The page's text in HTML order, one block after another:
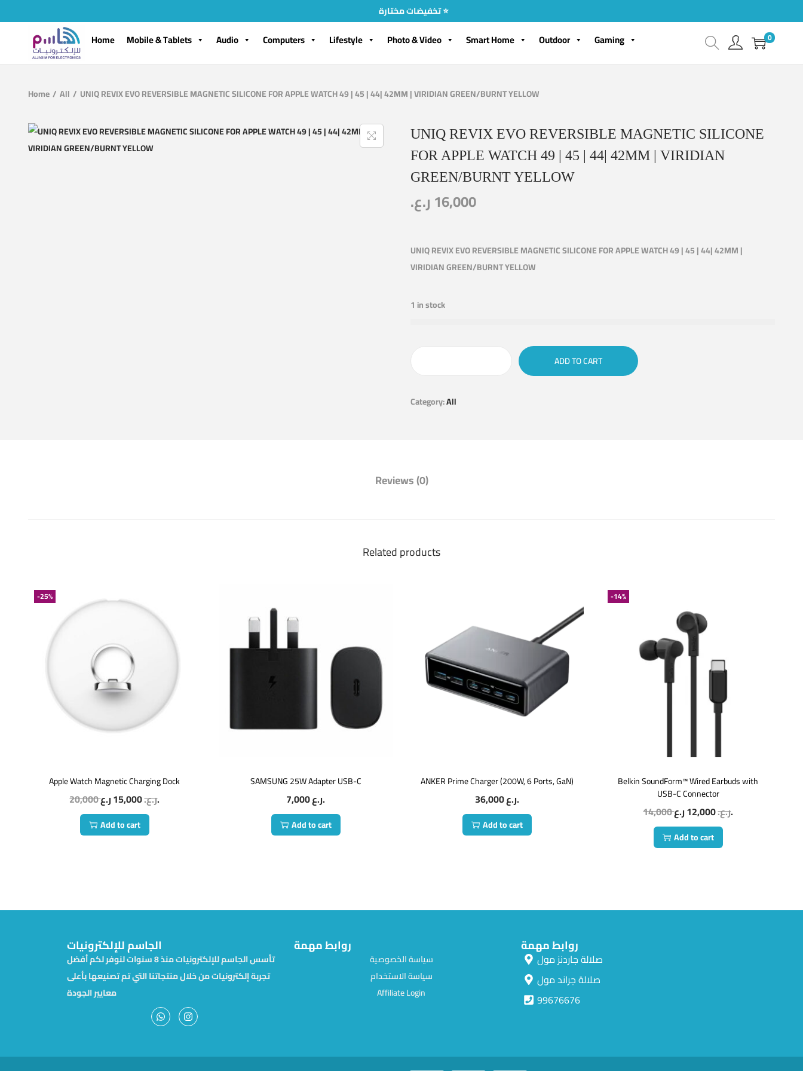
تخفيضات مختارة ⭐
Home Mobile & Tablets Audio Computers Lifestyle Photo & Video Smart Home Outdoor Gaming 0
Home/ All / UNIQ REVIX EVO REVERSIBLE MAGNETIC SILICONE FOR APPLE WATCH 49 | 45 | 44| 42MM | VIRIDIAN GREEN/BURNT YELLOW
UNIQ REVIX EVO REVERSIBLE MAGNETIC SILICONE
FOR APPLE WATCH 49 | 45 | 44| 42MM | VIRIDIAN
GREEN/BURNT YELLOW
16,000 ر.ع.
UNIQ REVIX EVO REVERSIBLE MAGNETIC SILICONE FOR APPLE WATCH 49 | 45 | 44| 42MM |
VIRIDIAN GREEN/BURNT YELLOW
1 in stock
ADD TO CART
Category:All
Reviews (0)
Related products
-25%
Apple Watch Magnetic Charging Dock
20,000 ر.ع.15,000 ر.ع.
Add to cart
SAMSUNG 25W Adapter USB-C
7,000 ر.ع.
Add to cart
ANKER Prime Charger (200W, 6 Ports, GaN)
36,000 ر.ع.
Add to cart
-14%
Belkin SoundForm™ Wired Earbuds with
USB-C Connector
14,000 ر.ع.12,000 ر.ع.
Add to cart
الجاسم للإلكترونيات
تأسس الجاسم للإلكترونيات منذ 8 سنوات لنوفر لكم أفضل
تجربة إلكترونيات من خلال منتجاتنا التي تم تصنيعها بأعلى
معايير الجودة
روابط مهمة
سياسة الخصوصية
سياسة الاستخدام
Affiliate Login
روابط مهمة
صلالة جاردنز مول
صلالة جراند مول
99676676